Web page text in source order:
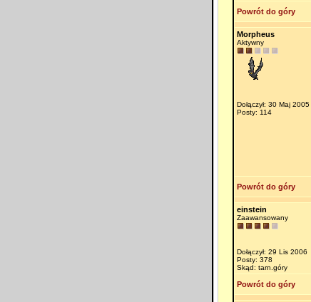
Powrót do góry
Morpheus
Aktywny
Dołączył: 30 Maj 2005
Posty: 114
Powrót do góry
einstein
Zaawansowany
Dołączył: 29 Lis 2006
Posty: 378
Skąd: tarn.góry
Powrót do góry